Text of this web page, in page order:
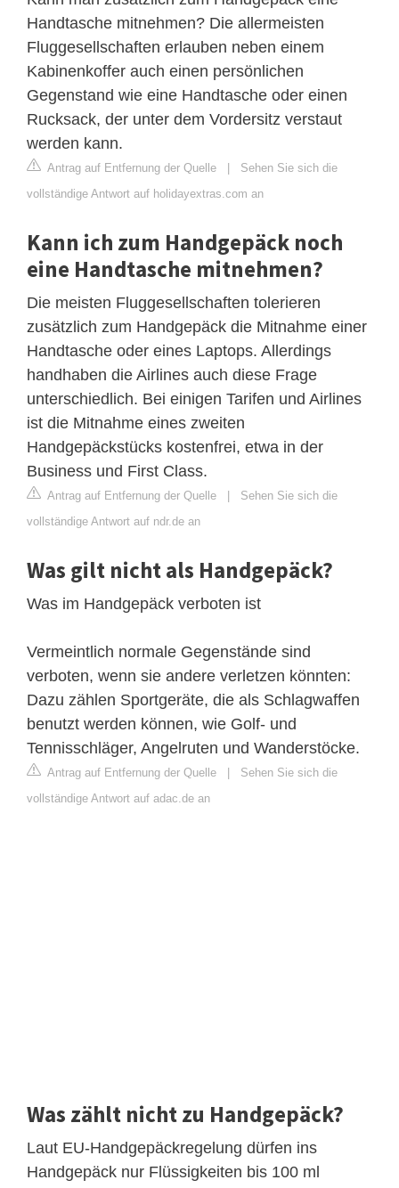
Handtasche mitnehmen? Die allermeisten
Fluggesellschaften erlauben neben einem
Kabinenkoffer auch einen persönlichen
Gegenstand wie eine Handtasche oder einen
Rucksack, der unter dem Vordersitz verstaut
werden kann.
Antrag auf Entfernung der Quelle | Sehen Sie sich die
vollständige Antwort auf holidayextras.com an
Kann ich zum Handgepäck noch
eine Handtasche mitnehmen?
Die meisten Fluggesellschaften tolerieren
zusätzlich zum Handgepäck die Mitnahme einer
Handtasche oder eines Laptops. Allerdings
handhaben die Airlines auch diese Frage
unterschiedlich. Bei einigen Tarifen und Airlines
ist die Mitnahme eines zweiten
Handgepäckstücks kostenfrei, etwa in der
Business und First Class.
Antrag auf Entfernung der Quelle | Sehen Sie sich die
vollständige Antwort auf ndr.de an
Was gilt nicht als Handgepäck?
Was im Handgepäck verboten ist
Vermeintlich normale Gegenstände sind
verboten, wenn sie andere verletzen könnten:
Dazu zählen Sportgeräte, die als Schlagwaffen
benutzt werden können, wie Golf- und
Tennisschläger, Angelruten und Wanderstöcke.
Antrag auf Entfernung der Quelle | Sehen Sie sich die
vollständige Antwort auf adac.de an
Was zählt nicht zu Handgepäck?
Laut EU-Handgepäckregelung dürfen ins
Handgepäck nur Flüssigkeiten bis 100 ml